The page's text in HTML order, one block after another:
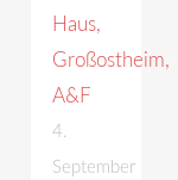
Haus,
Großostheim,
A&F
4.
September